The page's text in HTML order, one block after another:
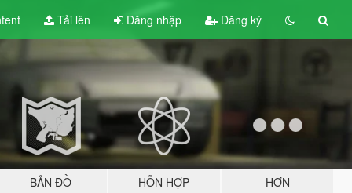
Tải lên Đăng nhập Đăng ký
BẢN ĐỒ HỖN HỢP HƠN